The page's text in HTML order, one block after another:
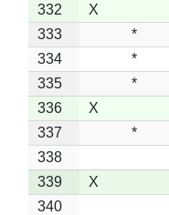
332
X
333
*
334
*
335
*
336
X
337
*
338
339
X
340